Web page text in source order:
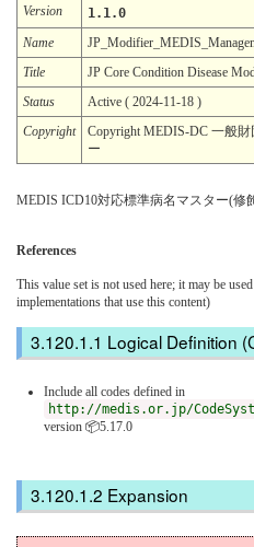
Version
1.1.0
Name
Title
JP Core Condition Disease
Status
Active ( 2024-11-18 )
Copyright
Copyright MEDIS-DC 一般
ー
MEDIS ICD10対応標準病名マスター(修
References
This value set is not used here; it may be
implementations that use this content)
Logical Definition
Include all codes defined in
http://medis.or.jp/
version 📦5.17.0
Expansion